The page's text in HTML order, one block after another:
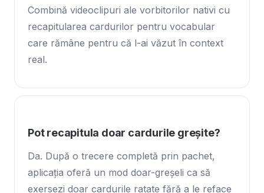
Combină videoclipuri ale vorbitorilor nativi cu
recapitularea cardurilor pentru vocabular
care rămâne pentru că l-ai văzut în context
real.
Pot recapitula doar cardurile greșite?
Da. După o trecere completă prin pachet,
aplicația oferă un mod doar-greșeli ca să
exersezi doar cardurile ratate fără a le reface